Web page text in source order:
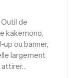
de
kakemono,
ou banner,
largement
attirer…